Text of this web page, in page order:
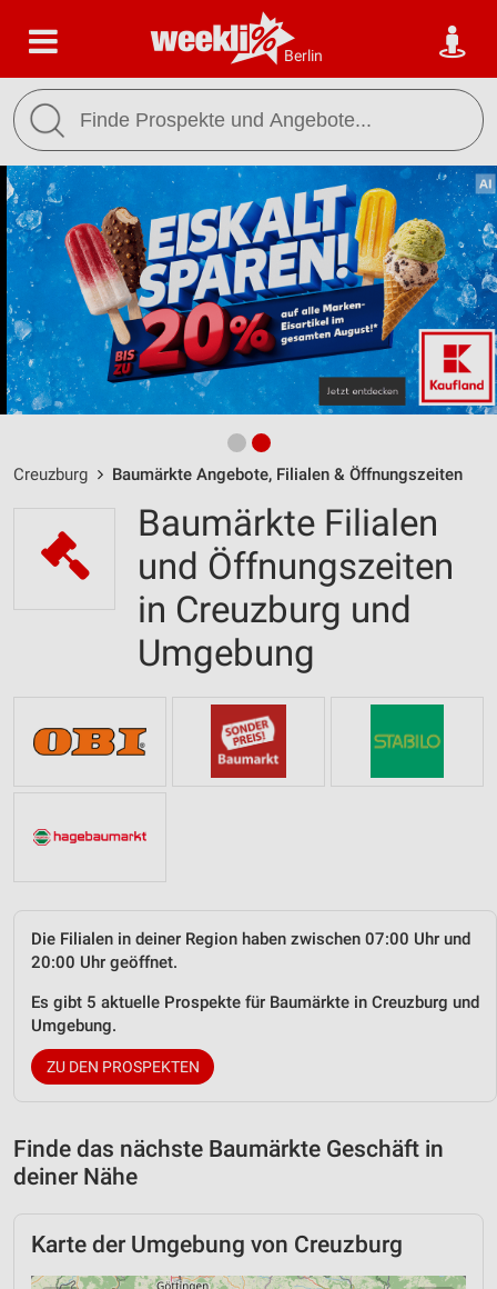
Berlin
Creuzburg Baumärkte Angebote, Filialen & Öffnungszeiten
Baumärkte Filialen
und Öffnungszeiten
in Creuzburg und
Umgebung
Die Filialen in deiner Region haben zwischen 07:00 Uhr und
20:00 Uhr geöffnet.
Es gibt 5 aktuelle Prospekte für Baumärkte in Creuzburg und
Umgebung.
ZU DEN PROSPEKTEN
Finde das nächste Baumärkte Geschäft in
deiner Nähe
Karte der Umgebung von Creuzburg